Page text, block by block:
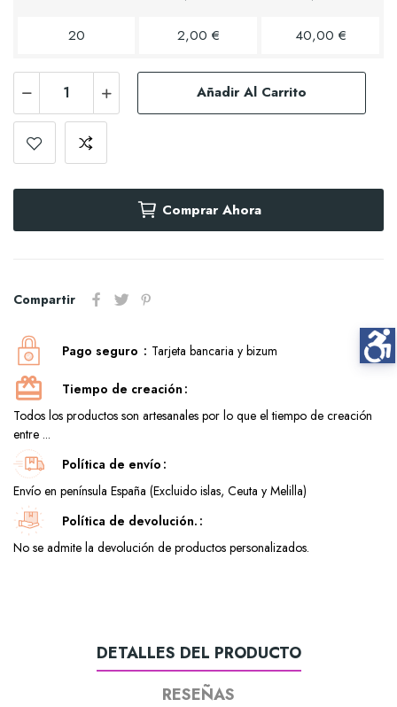
20 2,00 € 40,00 €
Añadir Al Carrito
Comprar Ahora
Compartir
Pago seguro Tarjeta bancaria y bizum
Tiempo de creación
Todos los productos son artesanales por lo que el tiempo de creación
entre ...
Política de envío
Envío en península España (Excluido islas, Ceuta y Melilla)
Política de devolución.
No se admite la devolución de productos personalizados.
DETALLES DEL PRODUCTO
RESEÑAS